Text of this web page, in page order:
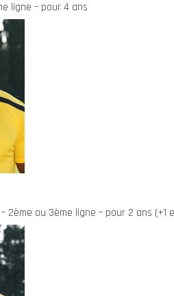
ligne – pour 4 ans
– 2ème ou 3ème ligne – pour 2 ans (+1